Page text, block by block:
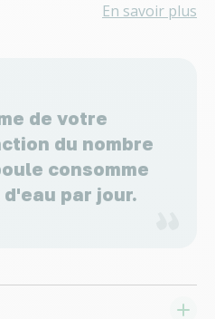
En savoir plus
de votre
du nombre
consomme
par jour.